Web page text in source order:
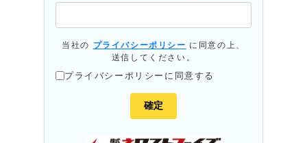
当社の プライバシーポリシー に同意の上、
送信してください。
プライバシーポリシーに同意する